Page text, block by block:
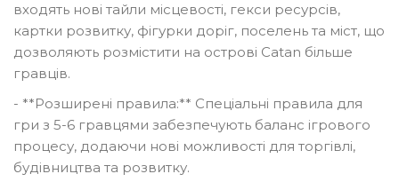
входять нові тайли місцевості, гекси ресурсів,
картки розвитку, фігурки доріг, поселень та міст, що
дозволяють розмістити на острові Catan більше
гравців.
- **Розширені правила:** Спеціальні правила для
гри з 5-6 гравцями забезпечують баланс ігрового
процесу, додаючи нові можливості для торгівлі,
будівництва та розвитку.